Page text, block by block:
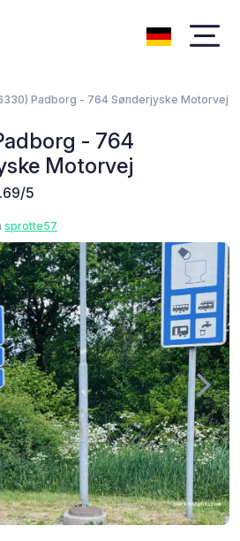
Padborg - 764 Sønderjyske Motorvej
- 764
Motorvej
5
sprotte57